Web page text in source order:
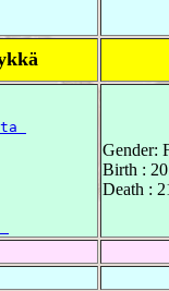
Gender:
Birth : 20
Death :